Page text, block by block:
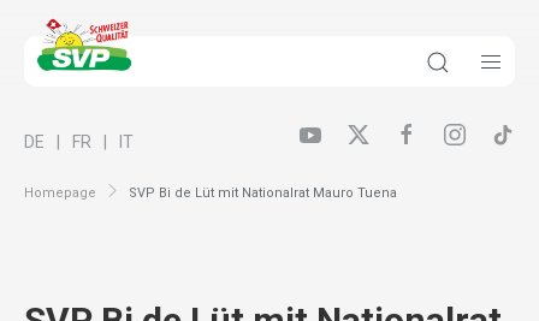
Homepage SVP Bi de Lüt mit Nationalrat Mauro Tuena
DE FR IT